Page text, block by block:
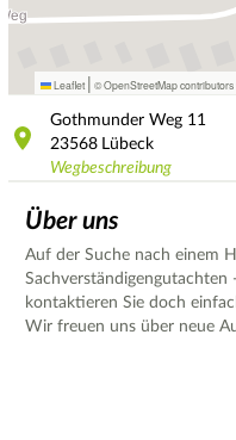
Leaflet | © OpenStreetMap contributors
Gothmunder Weg 11
23568 Lübeck
Wegbeschreibung
Über uns
Auf der Suche nach einem
kontaktieren Sie doch
Wir freuen uns über neue